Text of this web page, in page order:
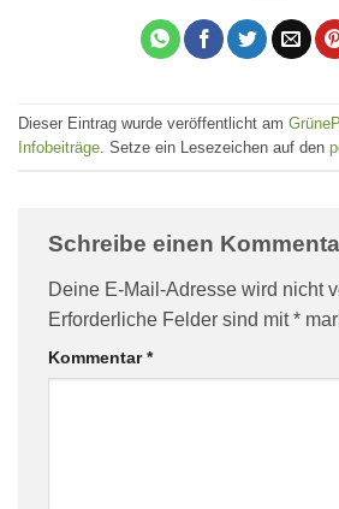
Dieser Eintrag wurde veröffentlicht am
Infobeiträge. Setze ein Lesezeichen auf den
Schreibe einen
Deine E-Mail-Adresse wird nicht
Erforderliche Felder sind mit*
Kommentar*